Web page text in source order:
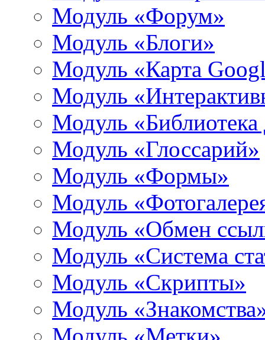
Модуль «Форум»
Модуль «Блоги»
Модуль «Карта
Модуль
Модуль «Библиотека
Модуль «Глоссарий»
Модуль «Формы»
Модуль
Модуль «Обмен
Модуль «Система
Модуль «Скрипты»
Модуль